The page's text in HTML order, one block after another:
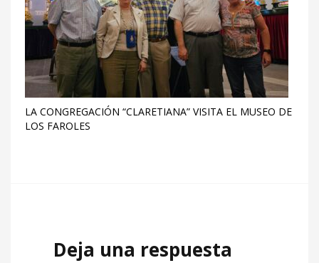
LA CONGREGACIÓN “CLARETIANA” VISITA EL MUSEO DE
LOS FAROLES
Deja una respuesta